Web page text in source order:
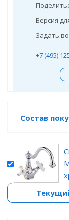
Версия
Задать
+7 (495)
Состав